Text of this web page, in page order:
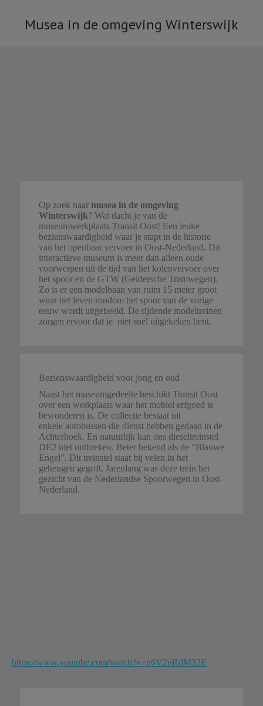
Musea in de omgeving Winterswijk
Op zoek naar musea in de omgeving
Winterswijk? Wat dacht je van de
museumwerkplaats Transit Oost! Een leuke
bezienswaardigheid waar je stapt in de historie
van het openbaar vervoer in Oost-Nederland. Dit
interactieve museum is meer dan alleen oude
voorwerpen uit de tijd van het kolenvervoer over
het spoor en de GTW (Geldersche Tramwegen).
Zo is er een modelbaan van ruim 15 meter groot
waar het leven rondom het spoor van de vorige
eeuw wordt uitgebeeld. De rijdende modeltreinen
zorgen ervoor dat je niet snel uitgekeken bent.
Bezienswaardigheid voor jong en oud
Naast het museumgedeelte beschikt Transit Oost
over een werkplaats waar het mobiel erfgoed te
bewonderen is. De collectie bestaat uit
enkele autobussen die dienst hebben gedaan in de
Achterhoek. En natuurlijk kan ons dieseltreinstel
DE2 niet ontbreken. Beter bekend als de “Blauwe
Engel”. Dit treinstel staat bij velen in het
geheugen gegrift. Jarenlang was deze trein het
gezicht van de Nederlandse Spoorwegen in Oost-
Nederland.
https://www.youtube.com/watch?v=n6V2nRdM32E